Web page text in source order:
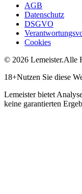
AGB
Datenschutz
DSGVO
Cookies
© 2026 Lemeister.Alle
18+Nutzen Sie diese
Lemeister bietet
keine garantierten